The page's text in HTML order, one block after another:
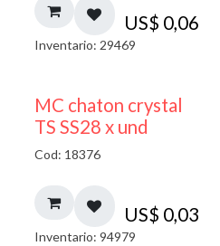
US$ 0,06
Inventario: 29469
MC chaton crystal
TS SS28 x und
Cod: 18376
US$ 0,03
Inventario: 94979